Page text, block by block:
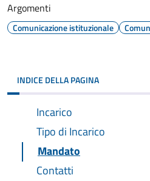
Argomenti
Comunicazione istituzionale
INDICE DELLA PAGINA
Incarico
Tipo di Incarico
Mandato
Contatti